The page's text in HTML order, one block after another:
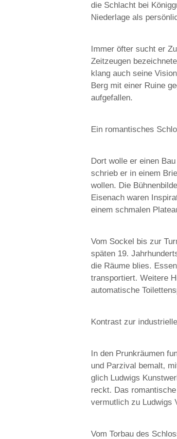
die Schlacht bei
Niederlage als
Immer öfter sucht er
Zeitzeugen
klang auch seine
Berg mit einer Ruine
aufgefallen.
Ein romantisches
Dort wolle er einen
schrieb er in einem
wollen. Die
Eisenach waren
einem schmalen
Vom Sockel bis zur
späten 19.
die Räume blies.
transportiert. Weitere
automatische
Kontrast zur
In den Prunkräumen
und Parzival bemalt,
glich Ludwigs
reckt. Das
vermutlich zu Ludwigs
Vom Torbau des